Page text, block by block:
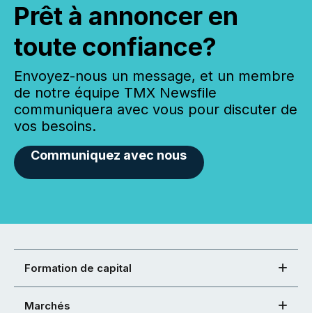
Prêt à annoncer en
toute confiance?
Envoyez-nous un message, et un membre
de notre équipe TMX Newsfile
communiquera avec vous pour discuter de
vos besoins.
Communiquez avec nous
Formation de capital
Marchés